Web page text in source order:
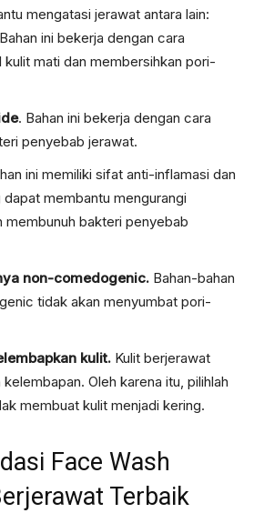
mengatasi jerawat antara lain:
ini bekerja dengan cara
kulit mati dan membersihkan pori-
. Bahan ini bekerja dengan cara
penyebab jerawat.
ini memiliki sifat anti-inflamasi dan
membantu mengurangi
membunuh bakteri penyebab
non-comedogenic. Bahan-bahan
tidak akan menyumbat pori-
kulit. Kulit berjerawat
Oleh karena itu, pilihlah
membuat kulit menjadi kering.
Face Wash
Terbaik